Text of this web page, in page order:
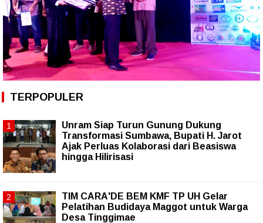
TERPOPULER
Unram Siap Turun Gunung Dukung
Transformasi Sumbawa, Bupati H. Jarot
Ajak Perluas Kolaborasi dari Beasiswa
hingga Hilirisasi
TIM CARA'DE BEM KMF TP UH Gelar
Pelatihan Budidaya Maggot untuk Warga
Desa Tinggimae